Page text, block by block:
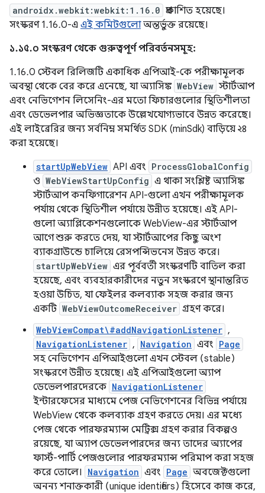
androidx.webkit:webkit:1.16.0 প্রকাশিত হয়েছে।
সংস্করণ 1.16.0-এ এই কমিটগুলোঅন্তর্ভুক্ত রয়েছে।
১.১৫.০ সংস্করণ থেকে গুরুত্বপূর্ণ পরিবর্তনসমূহ:
1.16.0 স্টেবল রিলিজটি একাধিক এপিআই-কে পরীক্ষামূলক
অবস্থা থেকে বের করে এনেছে, যা অ্যাসিঙ্ক WebView স্টার্টআপ
এবং নেভিগেশন লিসেনিং-এর মতো ফিচারগুলোর স্থিতিশীলতা
এবং ডেভেলপার অভিজ্ঞতাকে উল্লেখযোগ্যভাবে উন্নত করেছে।
এই লাইব্রেরির জন্য সর্বনিম্ন সমর্থিত SDK (minSdk) বাড়িয়ে ২৪
করা হয়েছে।
startUpWebView API এবং ProcessGlobalConfig
ও WebViewStartUpConfig এ থাকা সংশ্লিষ্ট অ্যাসিঙ্ক
স্টার্টআপ কনফিগারেশন API-গুলো এখন পরীক্ষামূলক
পর্যায় থেকে স্থিতিশীল পর্যায়ে উন্নীত হয়েছে। এই API-
গুলো অ্যাপ্লিকেশনগুলোকে WebView-এর স্টার্টআপ
আগে শুরু করতে দেয়, যা স্টার্টআপের কিছু অংশ
ব্যাকগ্রাউন্ডে চালিয়ে রেসপন্সিভনেস উন্নত করে।
startUpWebView এর পূর্ববর্তী সংস্করণটি বাতিল করা
হয়েছে, এবং ব্যবহারকারীদের নতুন সংস্করণে স্থানান্তরিত
হওয়া উচিত, যা ফেইলর কলব্যাক সহজ করার জন্য
একটি WebViewOutcomeReceiver গ্রহণ করে।
WebViewCompat\#addNavigationListener ,
NavigationListener , Navigation এবং Page
সহ নেভিগেশন এপিআইগুলো এখন স্টেবল (stable)
সংস্করণে উন্নীত হয়েছে। এই এপিআইগুলো অ্যাপ
ডেভেলপারদেরকে NavigationListener
ইন্টারফেসের মাধ্যমে পেজ নেভিগেশনের বিভিন্ন পর্যায়ে
WebView থেকে কলব্যাক গ্রহণ করতে দেয়। এর মধ্যে
পেজ থেকে পারফরম্যান্স মেট্রিক্স গ্রহণ করার বিকল্পও
রয়েছে, যা অ্যাপ ডেভেলপারদের জন্য তাদের অ্যাপের
ফার্স্ট-পার্টি পেজগুলোর পারফরম্যান্স পরিমাপ করা সহজ
করে তোলে।
Navigation এবং Page অবজেক্টগুলো
অনন্য শনাক্তকারী (unique identifiers) হিসেবে কাজ করে,